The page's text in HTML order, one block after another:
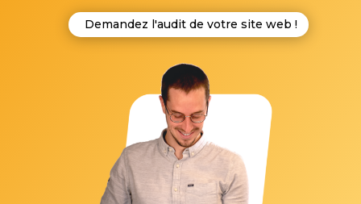
Demandez l'audit de votre site web !